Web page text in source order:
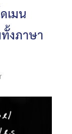
เมน
งภาษา